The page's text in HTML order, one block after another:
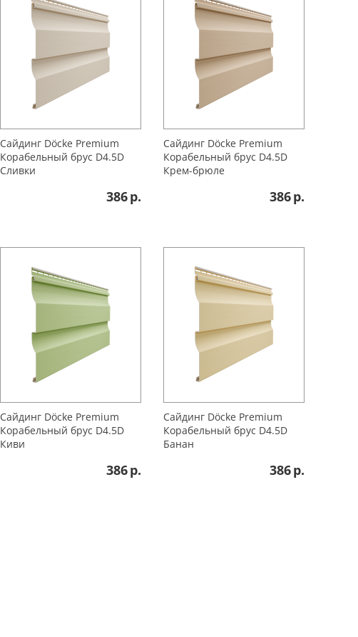
Сайдинг Döcke Premium
Корабельный брус D4.5D
Сливки
386р.
Сайдинг Döcke Premium
Корабельный брус D4.5D
Крем-брюле
386р.
Сайдинг Döcke Premium
Корабельный брус D4.5D
Киви
386р.
Сайдинг Döcke Premium
Корабельный брус D4.5D
Банан
386р.